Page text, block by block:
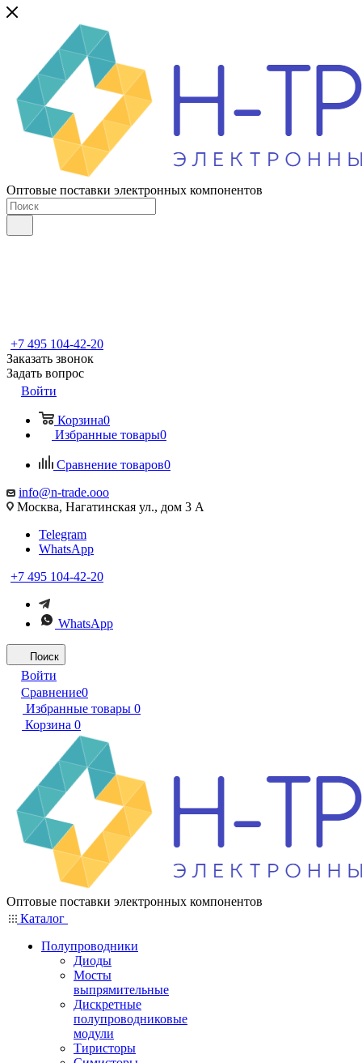
Оптовые поставки электронных компонентов
+7 495 104-42-20
Заказать звонок
Задать вопрос
Войти
Корзина0
Избранные товары0
Сравнение товаров0
info@n-trade.ooo
Москва, Нагатинская ул., дом 3 А
Telegram
WhatsApp
+7 495 104-42-20
WhatsApp
Поиск
Войти
Сравнение0
Избранные товары 0
Корзина 0
Оптовые поставки электронных компонентов
Каталог
Полупроводники
Диоды
Мосты
выпрямительные
Дискретные
полупроводниковые
модули
Тиристоры